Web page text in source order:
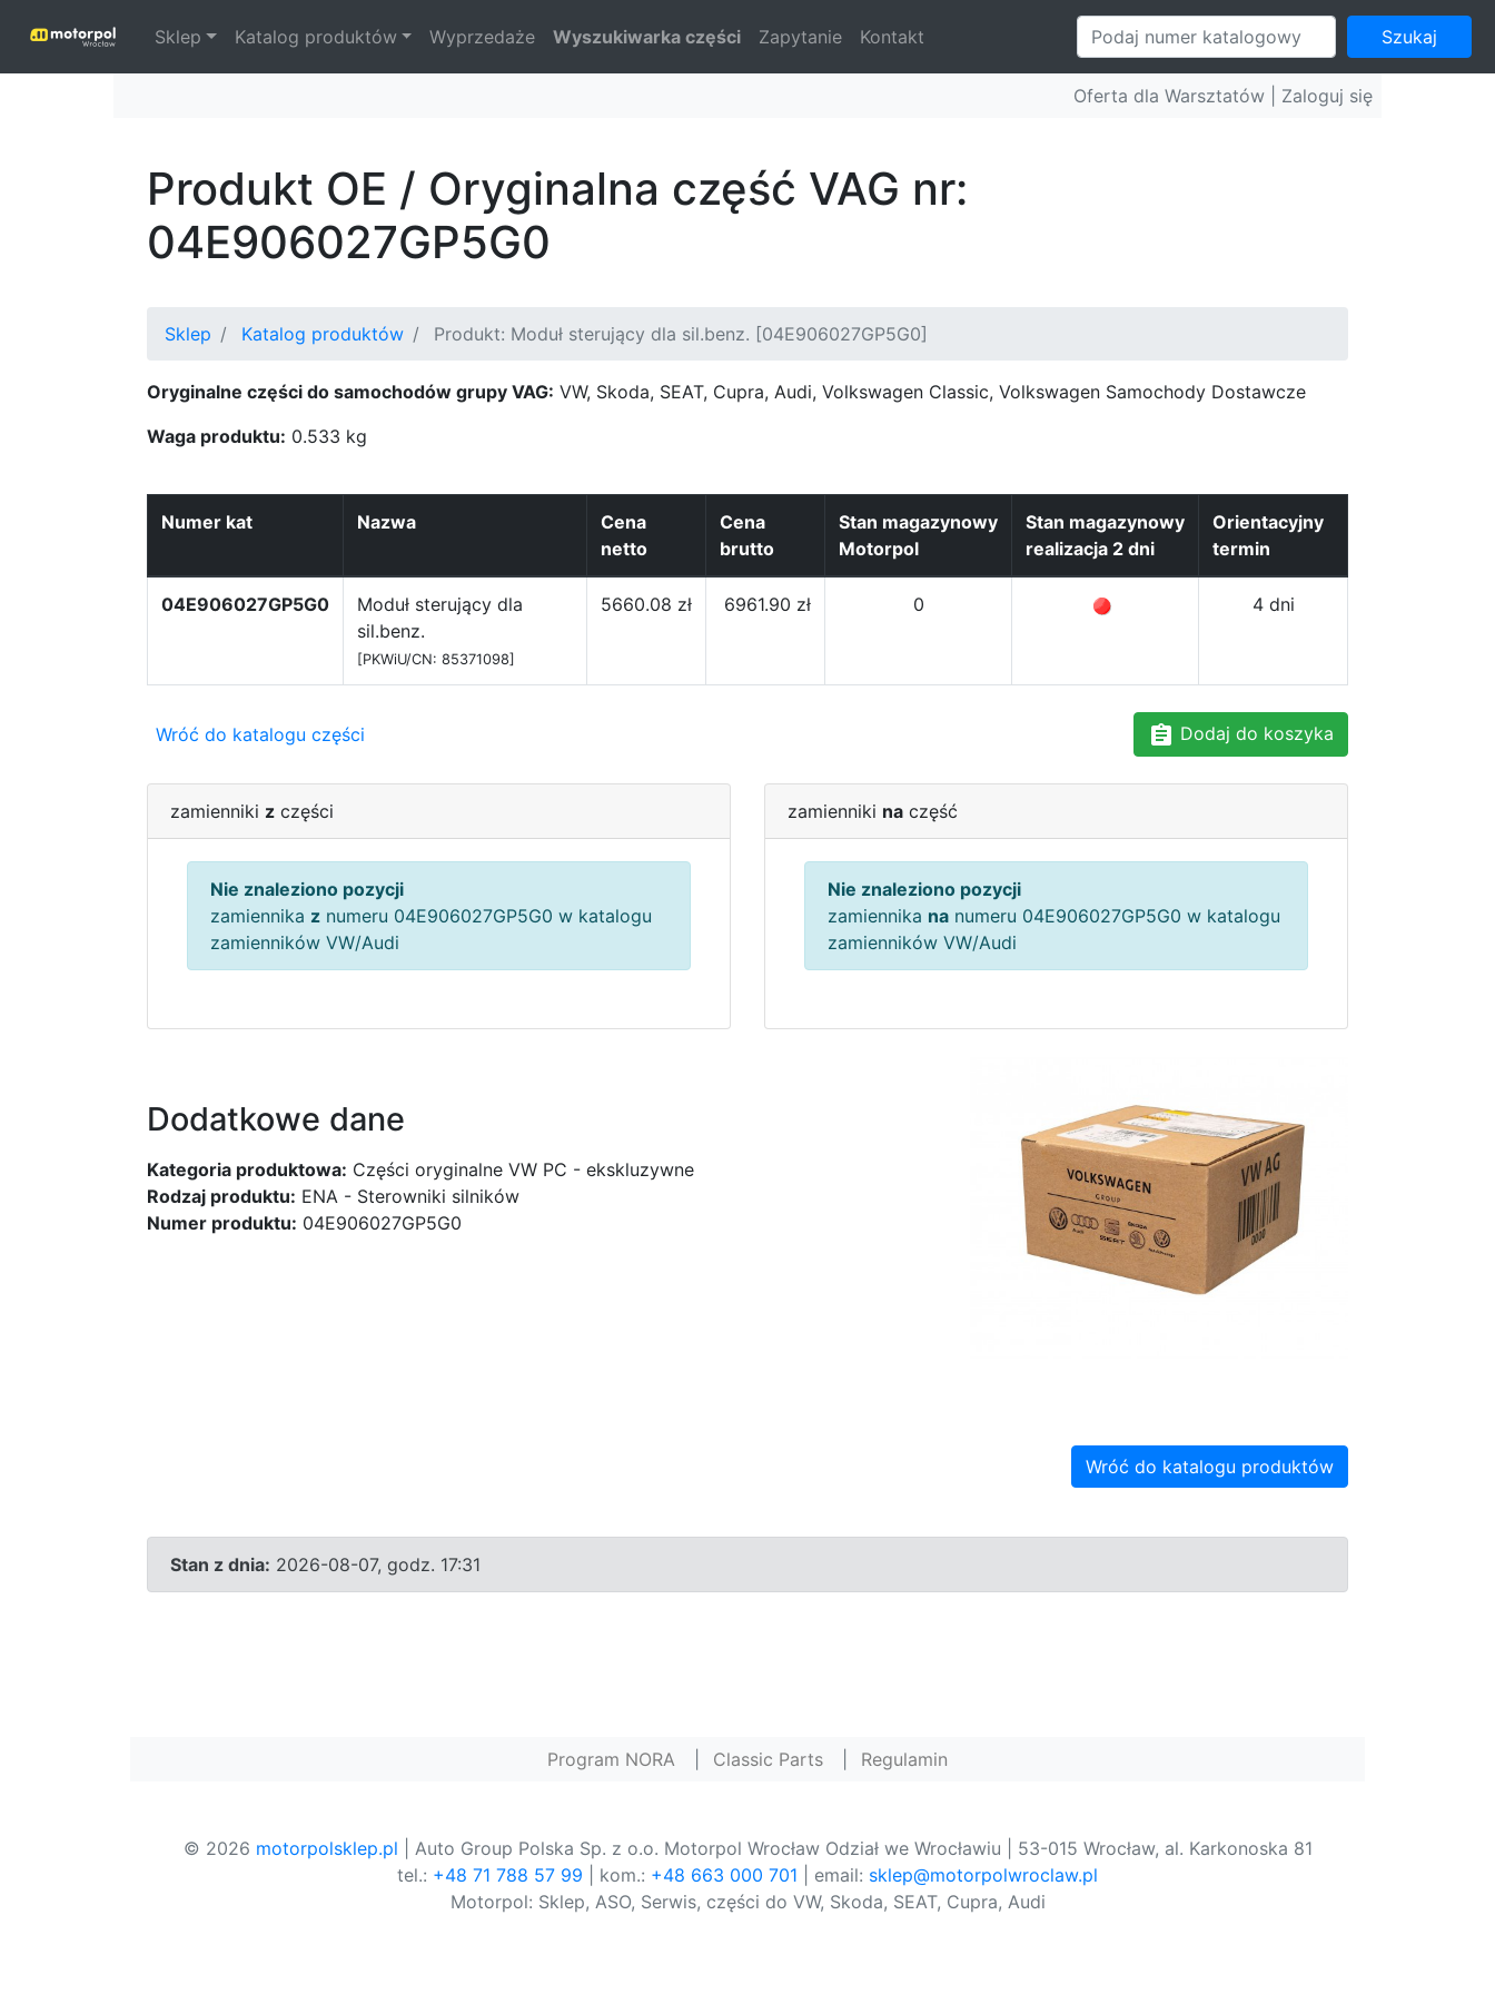
Sklep Katalog produktów Wyprzedaże Wyszukiwarka części Zapytanie Kontakt Szukaj
Oferta dla Warsztatów | Zaloguj się
Produkt OE / Oryginalna część VAG nr:
04E906027GP5G0
Sklep Katalog produktów Produkt: Moduł sterujący dla sil.benz. [04E906027GP5G0]
Oryginalne części do samochodów grupy VAG: VW, Skoda, SEAT, Cupra, Audi, Volkswagen Classic, Volkswagen Samochody Dostawcze
Waga produktu: 0.533 kg
Numer kat Nazwa
Cena
netto
Cena
brutto
Stan magazynowy
Motorpol
Stan magazynowy
realizacja 2 dni
Orientacyjny
termin
04E906027GP5G0
Moduł sterujący dla
sil.benz.
[PKWiU/CN: 85371098]
5660.08 zł 6961.90 zł 0 4 dni
Wróć do katalogu części Dodaj do koszyka
zamienniki z części
Nie znaleziono pozycji
zamiennika z numeru 04E906027GP5G0 w katalogu
zamienników VW/Audi
zamienniki na część
Nie znaleziono pozycji
zamiennika na numeru 04E906027GP5G0 w katalogu
zamienników VW/Audi
Dodatkowe dane
Kategoria produktowa: Części oryginalne VW PC - ekskluzywne
Rodzaj produktu: ENA - Sterowniki silników
Numer produktu: 04E906027GP5G0
Wróć do katalogu produktów
Stan z dnia: 2026-08-07, godz. 17:31
Program NORA Classic Parts Regulamin
© 2026 motorpolsklep.pl | Auto Group Polska Sp. z o.o. Motorpol Wrocław Odział we Wrocławiu | 53-015 Wrocław, al. Karkonoska 81
tel.: +48 71 788 57 99 | kom.: +48 663 000 701 | email: sklep@motorpolwroclaw.pl
Motorpol: Sklep, ASO, Serwis, części do VW, Skoda, SEAT, Cupra, Audi